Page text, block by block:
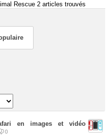
Rescue 2 articles trouvés
en images et vidéo
0